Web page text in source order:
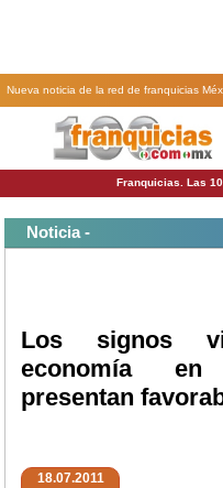
Nueva noticia de la red de franquicias
Franquicias. Las
Noticia -
Los signos
economía
presentan
18.07.2011